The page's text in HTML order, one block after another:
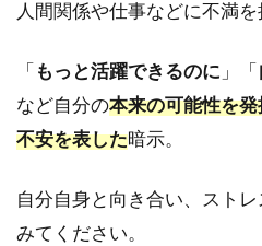
出た
3.9
⑨大
に遭
3.10
⑩地震
人間関係や仕事などに不満を
「もっと活躍できるのに 」「
など自分の本来の可能性を
不安を表した暗示。
自分自身と向き合い、スト
みてください。